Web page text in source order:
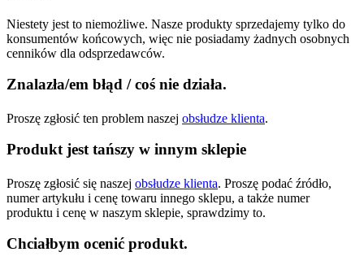
Niestety jest to niemożliwe. Nasze produkty sprzedajemy tylko do
konsumentów końcowych, więc nie posiadamy żadnych osobnych
cenników dla odsprzedawców.
Znalazła/em błąd / coś nie działa.
Proszę zgłosić ten problem naszej obsłudze klienta.
Produkt jest tańszy w innym sklepie
Proszę zgłosić się naszej obsłudze klienta. Proszę podać źródło,
numer artykułu i cenę towaru innego sklepu, a także numer
produktu i cenę w naszym sklepie, sprawdzimy to.
Chciałbym ocenić produkt.